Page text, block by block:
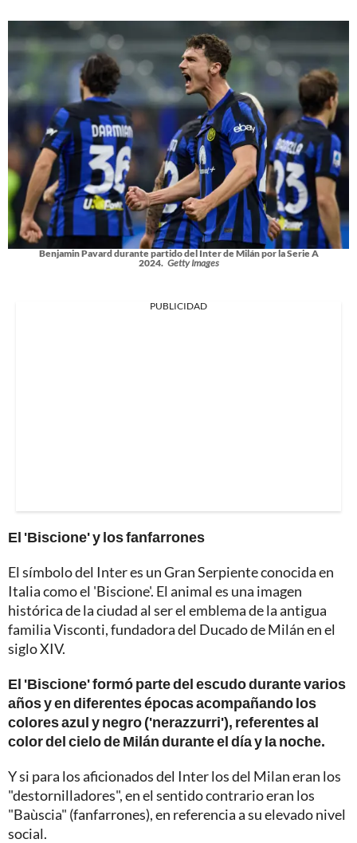
Benjamin Pavard durante partido del Inter de Milán por la Serie A
2024. Getty Images
PUBLICIDAD
El 'Biscione' y los fanfarrones
El símbolo del Inter es un Gran Serpiente conocida en
Italia como el 'Biscione'. El animal es una imagen
histórica de la ciudad al ser el emblema de la antigua
familia Visconti, fundadora del Ducado de Milán en el
siglo XIV.
El 'Biscione' formó parte del escudo durante varios
años y en diferentes épocas acompañando los
colores azul y negro ('nerazzurri'), referentes al
color del cielo de Milán durante el día y la noche.
Y si para los aficionados del Inter los del Milan eran los
"destornilladores", en el sentido contrario eran los
"Baùscia" (fanfarrones), en referencia a su elevado nivel
social.